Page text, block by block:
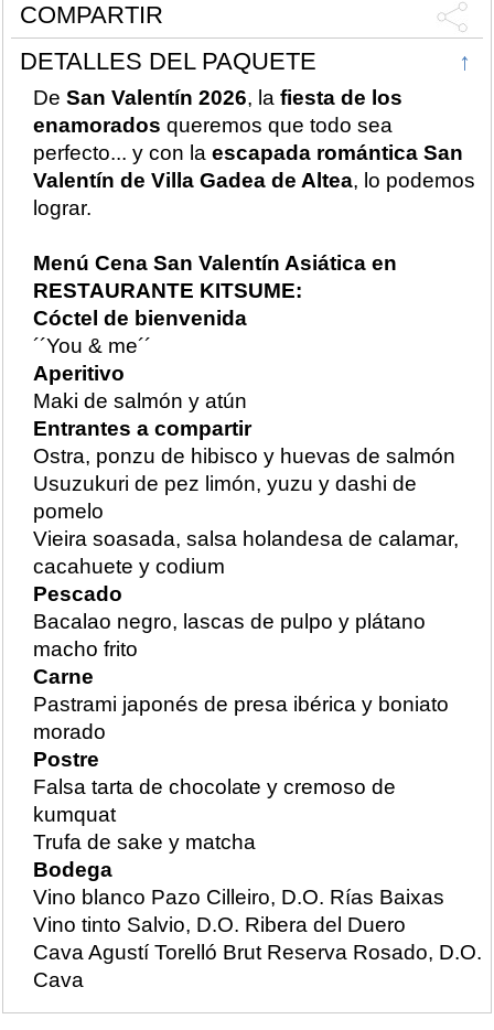
COMPARTIR
DETALLES DEL PAQUETE
↑
De San Valentín 2026, la fiesta de los
enamorados queremos que todo sea
perfecto... y con la escapada romántica San
Valentín de Villa Gadea de Altea, lo podemos
lograr.
Menú Cena San Valentín Asiática en
RESTAURANTE KITSUME:
Cóctel de bienvenida
´´You & me´´
Aperitivo
Maki de salmón y atún
Entrantes a compartir
Ostra, ponzu de hibisco y huevas de salmón
Usuzukuri de pez limón, yuzu y dashi de
pomelo
Vieira soasada, salsa holandesa de calamar,
cacahuete y codium
Pescado
Bacalao negro, lascas de pulpo y plátano
macho frito
Carne
Pastrami japonés de presa ibérica y boniato
morado
Postre
Falsa tarta de chocolate y cremoso de
kumquat
Trufa de sake y matcha
Bodega
Vino blanco Pazo Cilleiro, D.O. Rías Baixas
Vino tinto Salvio, D.O. Ribera del Duero
Cava Agustí Torelló Brut Reserva Rosado, D.O.
Cava